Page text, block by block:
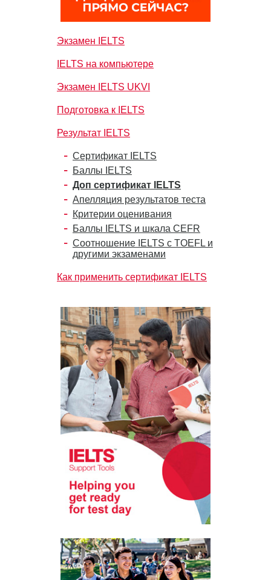
Экзамен IELTS
IELTS на компьютере
Экзамен IELTS UKVI
Подготовка к IELTS
Результат IELTS
Сертификат IELTS
Баллы IELTS
Доп сертификат IELTS
Апелляция результатов теста
Критерии оценивания
Баллы IELTS и шкала CEFR
Соотношение IELTS с TOEFL и
другими экзаменами
Как применить сертификат IELTS